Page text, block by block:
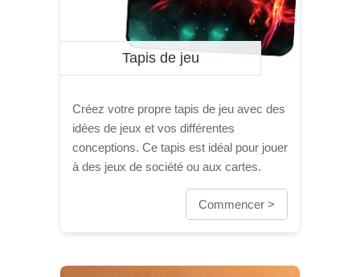
Tapis de jeu
Créez votre propre tapis de jeu avec des
idées de jeux et vos différentes
conceptions. Ce tapis est idéal pour jouer
à des jeux de société ou aux cartes.
Commencer >